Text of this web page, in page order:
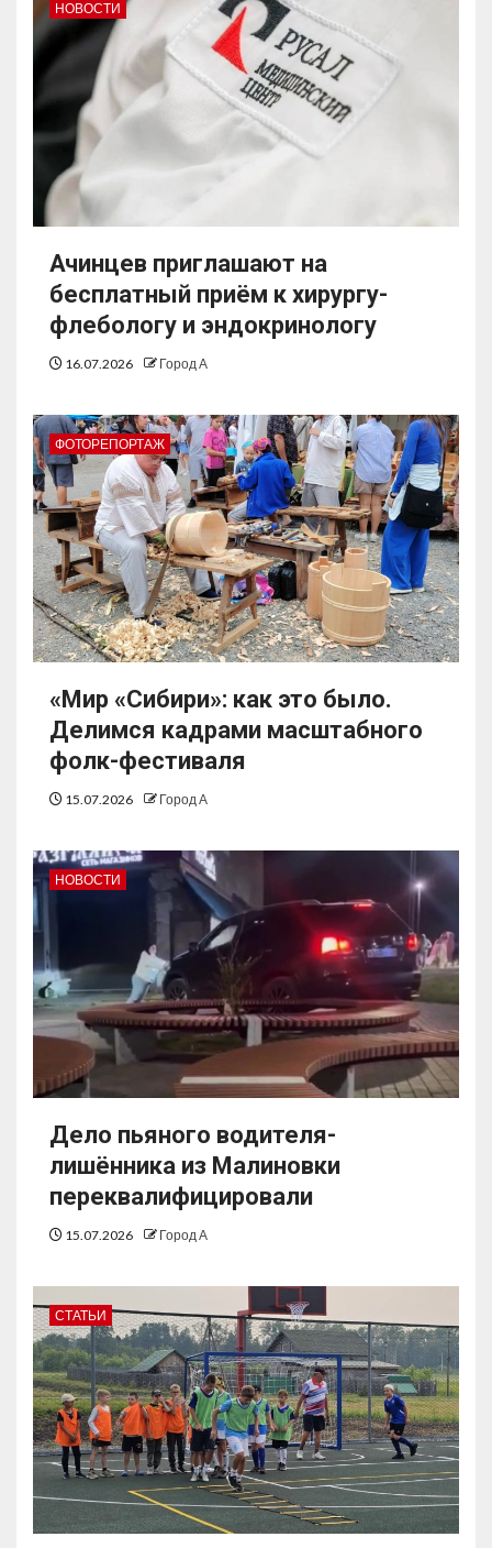
НОВОСТИ
Ачинцев приглашают на
бесплатный приём к хирургу-
флебологу и эндокринологу
16.07.2026 Город А
ФОТОРЕПОРТАЖ
«Мир «Сибири»: как это было.
Делимся кадрами масштабного
фолк-фестиваля
15.07.2026 Город А
НОВОСТИ
Дело пьяного водителя-
лишённика из Малиновки
переквалифицировали
15.07.2026 Город А
СТАТЬИ